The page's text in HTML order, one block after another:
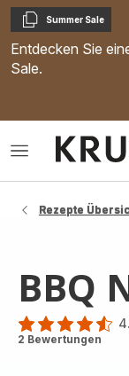
Kopieren
Summer Sale
Entdecken Sie
Sale.
Das
Rezepte
BBQ
ratings.4.5
2 Bewertungen